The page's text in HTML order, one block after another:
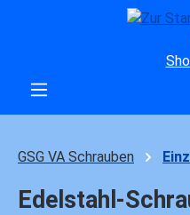
Zum Hauptinhalt springen
GSG VA Schrauben
Edelstahl-